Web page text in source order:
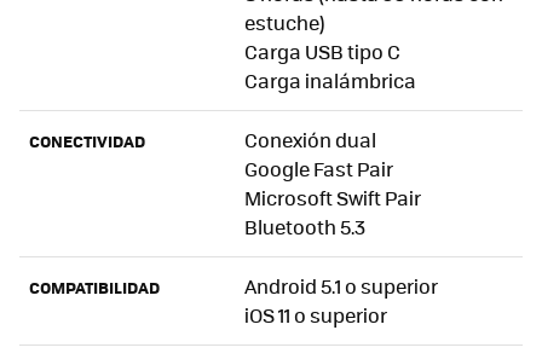
estuche)
Carga USB tipo C
Carga inalámbrica
CONECTIVIDAD
Conexión dual
Google Fast Pair
Microsoft Swift Pair
Bluetooth 5.3
COMPATIBILIDAD
Android 5.1 o superior
iOS 11 o superior